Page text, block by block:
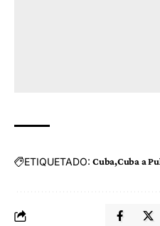
ETIQUETADO: Cuba Cuba a